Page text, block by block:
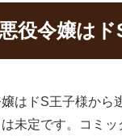
悪役令嬢は
はドS王子様から
未定です。コミ